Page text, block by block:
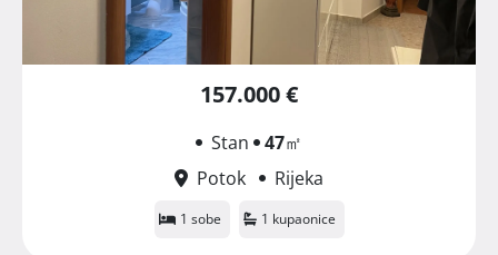
157.000 €
Stan 47㎡
Potok
Rijeka
1 sobe 1 kupaonice